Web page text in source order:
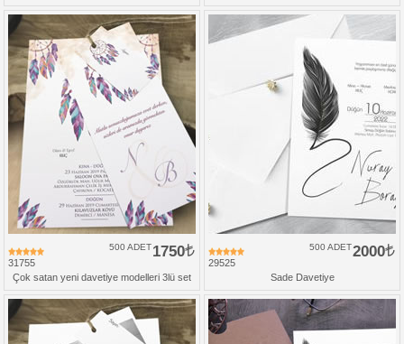
31755
1750
500 ADET
Çok satan yeni davetiye modelleri 3lü set
29525
2000
500 ADET
Sade Davetiye